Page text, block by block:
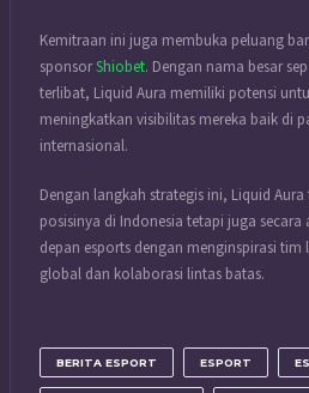
Kemitraan ini juga membuka peluang
sponsorShiobet. Dengan nama besar
terlibat, Liquid Aura memiliki potensi
meningkatkan visibilitas mereka baik di
internasional.
Dengan langkah strategis ini, Liquid
posisinya di Indonesia tetapi juga
depan esports dengan menginspirasi
global dan kolaborasi lintas batas.
BERITA ESPORT ESPORT